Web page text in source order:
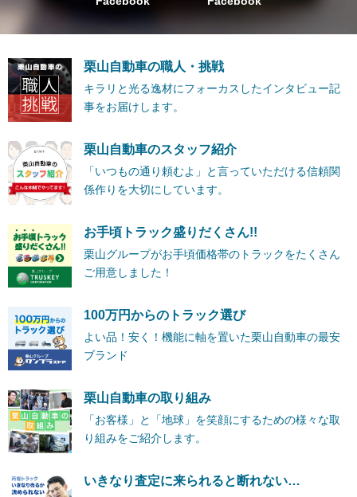
栗山自動車の職人・挑戦
キラリと光る逸材にフォーカスしたインタビュー記
事をお届けします。
栗山自動車のスタッフ紹介
「いつもの通り頼むよ」と言っていただける信頼関
係作りを大切にしています。
お手頃トラック盛りだくさん!!
栗山グループがお手頃価格帯のトラックをたくさん
ご用意しました！
100万円からのトラック選び
よい品！安く！機能に軸を置いた栗山自動車の最安
ブランド
栗山自動車の取り組み
「お客様」と「地球」を笑顔にするための様々な取
り組みをご紹介します。
いきなり査定に来られると断れない…